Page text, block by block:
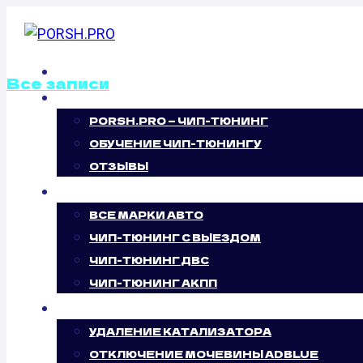
PORSH.PRO — ЧИП-ТЮНИНГ
ОБУЧЕНИЕ ЧИП-ТЮНИНГУ
ОТЗЫВЫ
ВСЕ МАРКИ АВТО
ЧИП-ТЮНИНГ С ВЫЕЗДОМ
ЧИП-ТЮНИНГ ДВС
ЧИП-ТЮНИНГ АКПП
УДАЛЕНИЕ КАТАЛИЗАТОРА
ОТКЛЮЧЕНИЕ МОЧЕВИНЫ ADBLUE
Все записи
ОТКЛЮЧЕНИЕ
ЗАСЛОНОК
CDTI (125 Л.С.)